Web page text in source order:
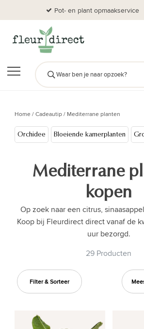
Pot- en plant opmaakservice
Home/Cadeautip/ Mediterrane planten
Orchidee Bloeiende kamerplanten
Mediterrane
kopen
Op zoek naar een citrus,
Koop bij Fleurdirect direct vanaf de
uur bezorgd.
29 Producten
Filter & Sorteer